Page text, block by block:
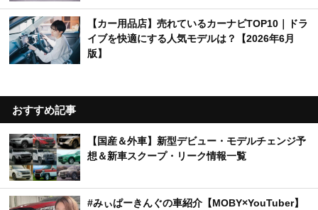
【カー用品店】売れているカーナビTOP10｜ドラ
イブを快適にする人気モデルは？【2026年6月
版】
おすすめ記事
【国産＆外車】新型デビュー・モデルチェンジ予
想＆新車スクープ・リーク情報一覧
#みぃぱーきんぐの車紹介【MOBY×YouTuber】